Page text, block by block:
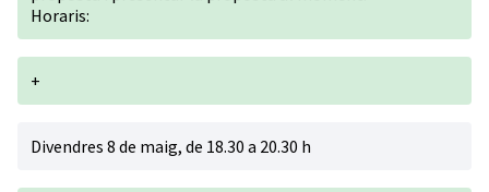
Horaris:
+
Divendres 8 de maig, de 18.30 a 20.30 h